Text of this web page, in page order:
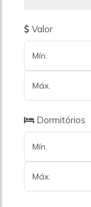
Valor
Mín.
Máx.
Dormitórios
Mín.
Máx.